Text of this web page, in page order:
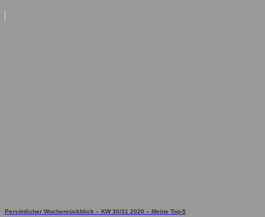
Persönlicher Wochenrückblick – KW 30/31 2020 – Meine Top-5